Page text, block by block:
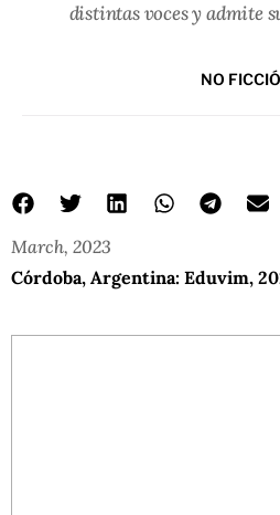
distintas voces y admite
NO
March, 2023
Córdoba, Argentina: Eduvim,